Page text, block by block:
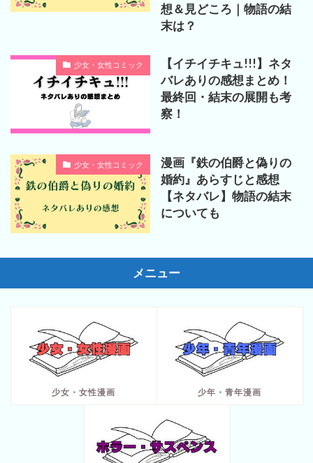
想＆見どころ｜物語の結
末は？
少女・女性コミック
【イチイチキュ!!!】ネタ
バレありの感想まとめ！
最終回・結末の展開も考
察！
少女・女性コミック
漫画『鉄の伯爵と偽りの
婚約』あらすじと感想
【ネタバレ】物語の結末
についても
メニュー
少女・女性漫画 少年・青年漫画